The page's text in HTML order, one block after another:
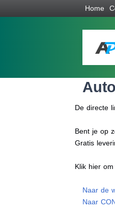
Home
De directe
Bent je op
Gratis
Klik hier
Naar de
Naar